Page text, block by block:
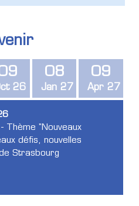
26
08
Jan 27
09
Apr 27
Thème "Nouveaux
défis, nouvelles
Strasbourg